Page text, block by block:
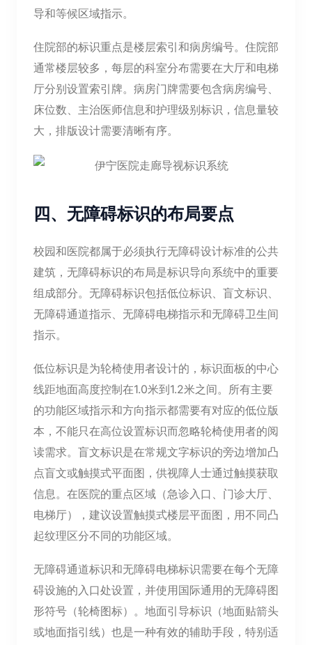
导和等候区域指示。
住院部的标识重点是楼层索引和病房编号。住院部
通常楼层较多，每层的科室分布需要在大厅和电梯
厅分别设置索引牌。病房门牌需要包含病房编号、
床位数、主治医师信息和护理级别标识，信息量较
大，排版设计需要清晰有序。
四、无障碍标识的布局要点
校园和医院都属于必须执行无障碍设计标准的公共
建筑，无障碍标识的布局是标识导向系统中的重要
组成部分。无障碍标识包括低位标识、盲文标识、
无障碍通道指示、无障碍电梯指示和无障碍卫生间
指示。
低位标识是为轮椅使用者设计的，标识面板的中心
线距地面高度控制在1.0米到1.2米之间。所有主要
的功能区域指示和方向指示都需要有对应的低位版
本，不能只在高位设置标识而忽略轮椅使用者的阅
读需求。盲文标识是在常规文字标识的旁边增加凸
点盲文或触摸式平面图，供视障人士通过触摸获取
信息。在医院的重点区域（急诊入口、门诊大厅、
电梯厅），建议设置触摸式楼层平面图，用不同凸
起纹理区分不同的功能区域。
无障碍通道标识和无障碍电梯标识需要在每个无障
碍设施的入口处设置，并使用国际通用的无障碍图
形符号（轮椅图标）。地面引导标识（地面贴箭头
或地面指引线）也是一种有效的辅助手段，特别适